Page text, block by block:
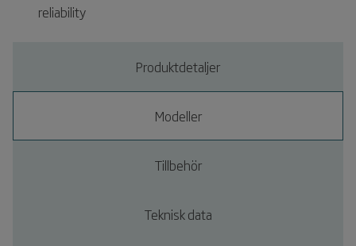
reliability
Produktdetaljer
Modeller
Tillbehör
Teknisk data